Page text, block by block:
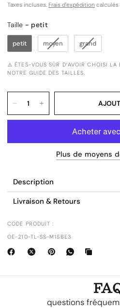
Taxes incluses. Frais d'expédition calculés
Taille
Taille - petit
petit moyen grand
⚠️ ÊTES-VOUS SÛR D’AVOIR CHOISI
NOTRE GUIDE DES TAILLES.
Plus de moyens
Description
Livraison & Retours
CODE PRODUIT :
OE-210-TL-SS-M1SBE3
questions